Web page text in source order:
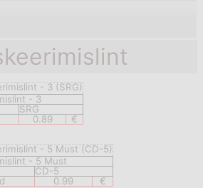
- 3
SRG
0.89 €
- 5 Must
CD-5
0.99 €